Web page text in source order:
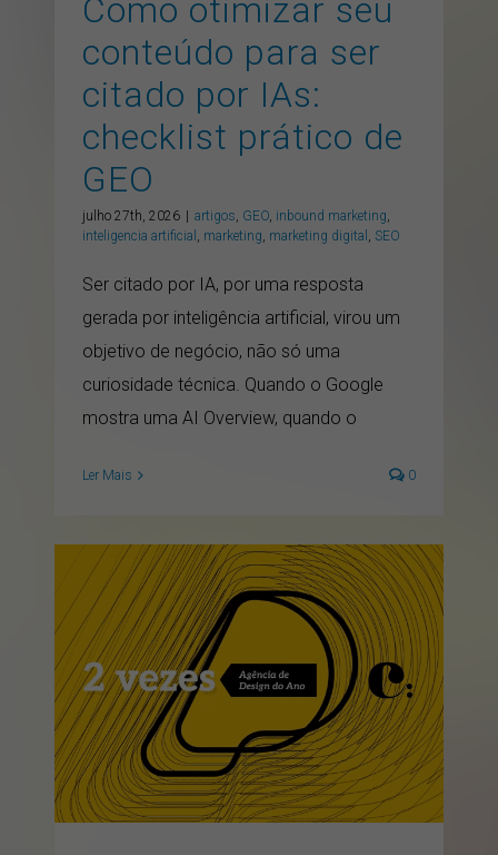
Como otimizar seu
conteúdo para ser
citado por IAs:
checklist prático de
GEO
julho 27th, 2026 artigos, GEO, inbound marketing,
inteligencia artificial , marketing, marketing digital , SEO
Ser citado por IA, por uma resposta
gerada por inteligência artificial, virou um
objetivo de negócio, não só uma
curiosidade técnica. Quando o Google
mostra uma AI Overview, quando o
Ler Mais 0
Agência de Design do Ano
pela segunda vez: o que o
Prêmio Colunistas revela
sobre design estratégico
artigos branding design gráfico pontonews